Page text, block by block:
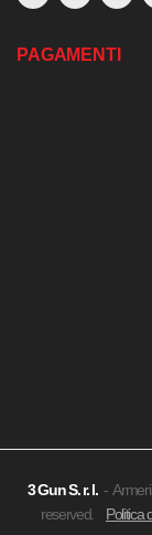
PAGAMENTI
3 GunS. r. l. -
reserved. Politica